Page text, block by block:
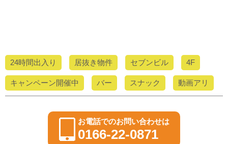
24時間出入り 居抜き物件 セブンビル 4F
キャンペーン開催中 バー スナック 動画アリ
お電話でのお問い合わせは
0166-22-0871